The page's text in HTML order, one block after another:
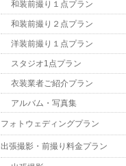
和装前撮り１点プラン
和装前撮り２点プラン
洋装前撮り１点プラン
スタジオ1点プラン
衣装業者ご紹介プラン
アルバム・写真集
フォトウェディングプラン
出張撮影・前撮り料金プラン